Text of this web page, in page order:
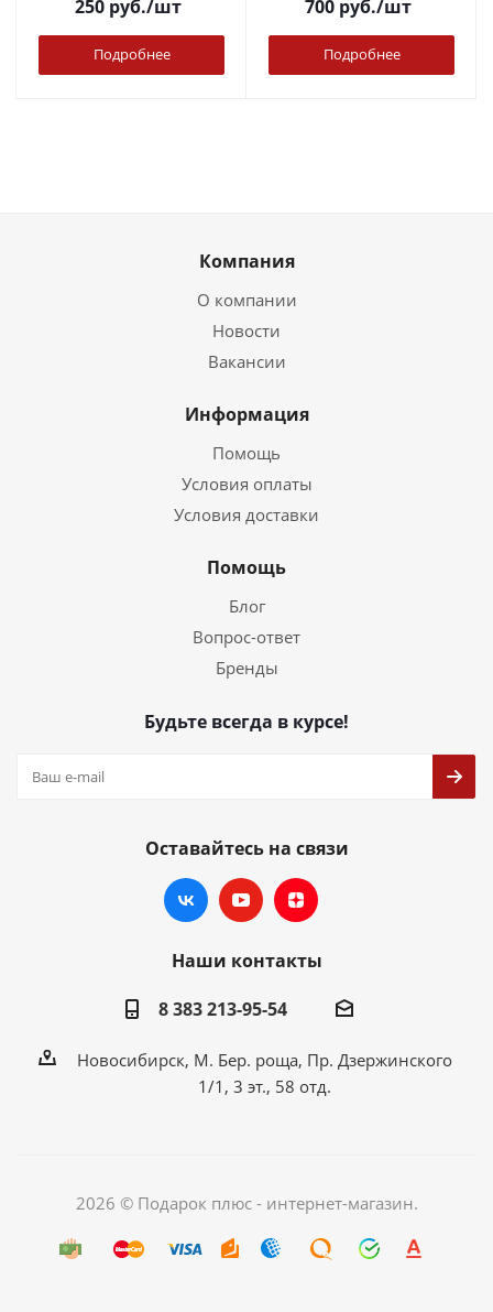
250руб./шт
Подробнее
700руб./шт
Подробнее
Компания
О компании
Новости
Вакансии
Информация
Помощь
Условия оплаты
Условия доставки
Помощь
Блог
Вопрос-ответ
Бренды
Будьте всегда в курсе!
Оставайтесь на связи
Наши контакты
8 383 213-95-54
Новосибирск, М. Бер. роща, Пр. Дзержинского
1/1, 3 эт., 58 отд.
2026 © Подарок плюс - интернет-магазин.